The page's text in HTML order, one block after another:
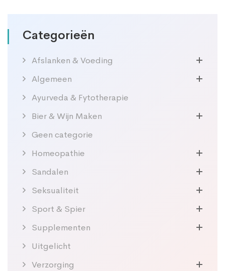
Categorieën
Afslanken & Voeding
Algemeen
Ayurveda & Fytotherapie
Bier & Wijn Maken
Geen categorie
Homeopathie
Sandalen
Seksualiteit
Sport & Spier
Supplementen
Uitgelicht
Verzorging